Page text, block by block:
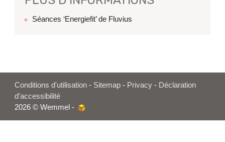
Séances ‘Energiefit’ de Fluvius
Conditions d'utilisation - Sitemap - Privacy - Déclaration
d'accessibilité
2026 © Wemmel -